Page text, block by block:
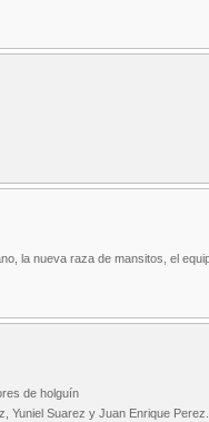
la nueva raza de mansitos, el
de holguín
Yuniel Suarez y Juan Enrique